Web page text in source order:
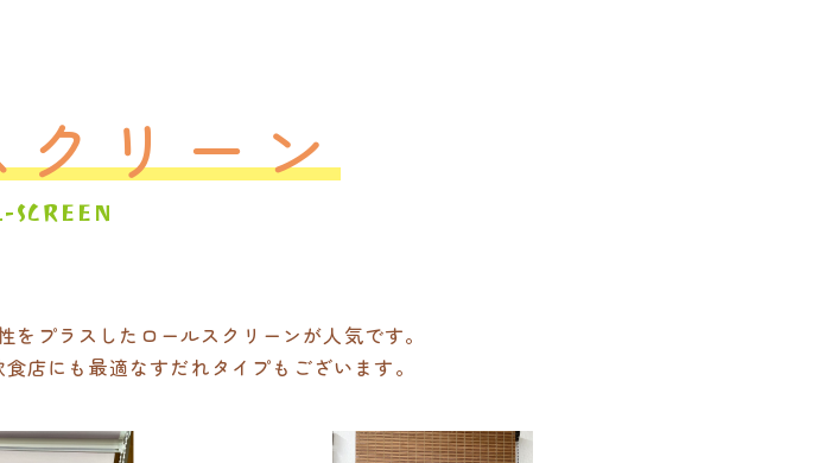
クリーン
SCREEN
プラスしたロールスクリーンが人気です。
店にも最適なすだれタイプもございます。